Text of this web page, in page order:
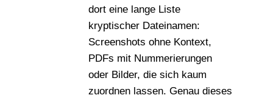
dort eine lange Liste
kryptischer Dateinamen:
Screenshots ohne Kontext,
PDFs mit Nummerierungen
oder Bilder, die sich kaum
zuordnen lassen. Genau dieses